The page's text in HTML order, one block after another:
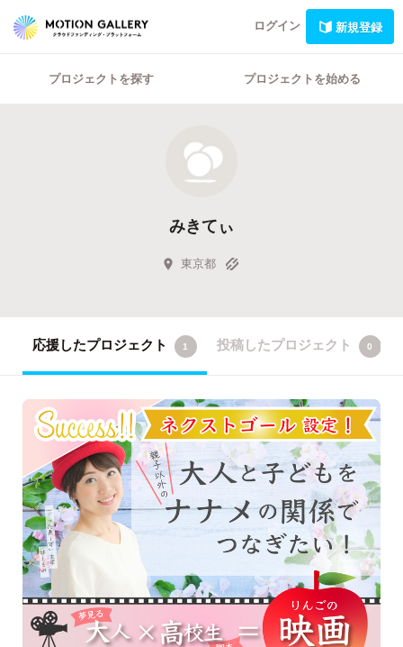
ログイン 新規登録
プロジェクトを探す プロジェクトを始める
みきてぃ
東京都
応援したプロジェクト 1 投稿したプロジェクト 0